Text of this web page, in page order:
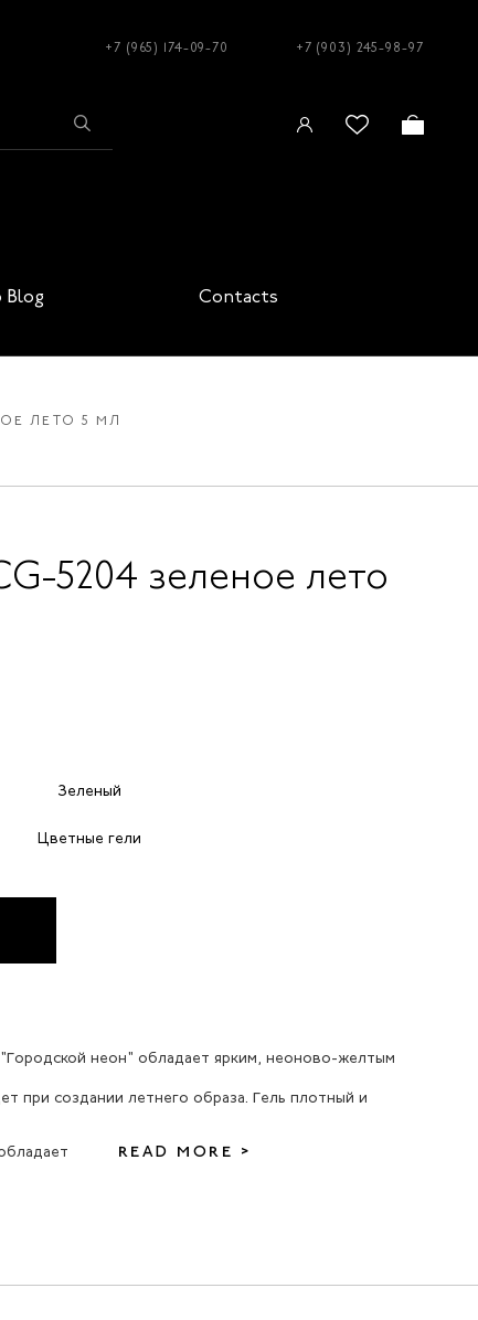
+7 (965) 174-09-70 +7 (903) 245-98-97
Blog Contacts
ЛЕТО 5 МЛ
5204 зеленое лето
Зеленый
Цветные гели
неон" обладает ярким, неоново-желтым
при создании летнего образа. Гель плотный и
READ MORE >